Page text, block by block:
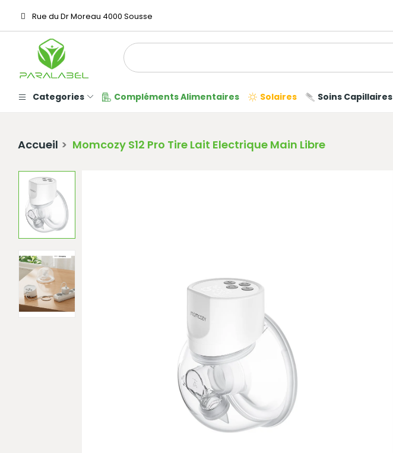
Rue du Dr Moreau 4000 Sousse
Categories Compléments Alimentaires Solaires Soins Capillaires
Accueil Momcozy S12 Pro Tire Lait Electrique Main Libre